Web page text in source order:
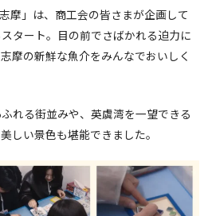
摩」は、商工会の皆さまが企画して
タート。目の前でさばかれる迫力に
摩の新鮮な魚介をみんなでおいしく
れる街並みや、英虞湾を一望できる
しい景色も堪能できました。